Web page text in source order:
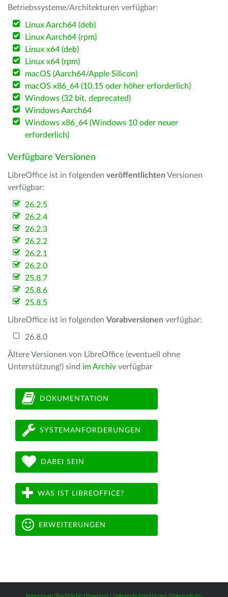
Betriebssysteme/Architekturen verfügbar:
Linux Aarch64 (deb)
Linux Aarch64 (rpm)
Linux x64 (deb)
Linux x64 (rpm)
macOS (Aarch64/Apple Silicon)
macOS x86_64 (10.15 oder höher erforderlich)
Windows (32 bit, deprecated)
Windows Aarch64
Windows x86_64 (Windows 10 oder neuer
erforderlich)
Verfügbare Versionen
LibreOffice ist in folgenden veröffentlichten Versionen
verfügbar:
26.2.5
26.2.4
26.2.3
26.2.2
26.2.1
26.2.0
25.8.7
25.8.6
25.8.5
LibreOffice ist in folgenden Vorabversionen verfügbar:
26.8.0
Ältere Versionen von LibreOffice (eventuell ohne
Unterstützung!) sind im Archiv verfügbar
DOKUMENTATION
SYSTEMANFORDERUNGEN
DABEI SEIN
WAS IST LIBREOFFICE?
ERWEITERUNGEN
Impressum (Rechtliche Hinweise)| Datenschutzerklärung (Datenschutz-